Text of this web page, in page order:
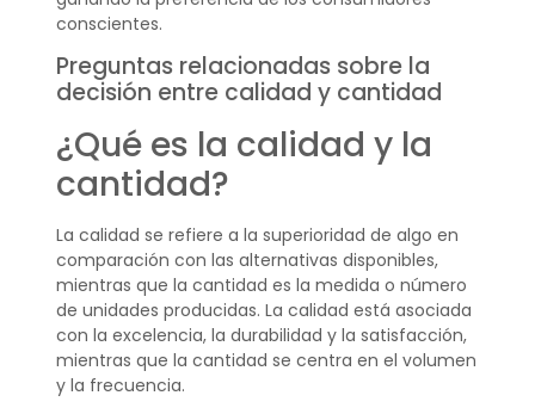
conscientes.
Preguntas relacionadas sobre la
decisión entre calidad y cantidad
¿Qué es la calidad y la
cantidad?
La calidad se refiere a la superioridad de algo en
comparación con las alternativas disponibles,
mientras que la cantidad es la medida o número
de unidades producidas. La calidad está asociada
con la excelencia, la durabilidad y la satisfacción,
mientras que la cantidad se centra en el volumen
y la frecuencia.